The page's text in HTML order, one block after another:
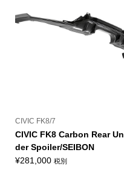
CIVIC FK8/7
CIVIC FK8 Carbon Rear Un
der Spoiler/SEIBON
¥281,000 税別